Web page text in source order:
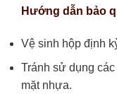
Hướng dẫn bảo
Vệ sinh hộp định
Tránh sử dụng
mặt nhựa.